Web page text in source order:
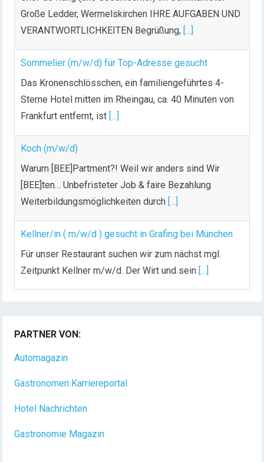
Große Ledder, Wermelskirchen IHRE AUFGABEN UND
VERANTWORTLICHKEITEN Begrüßung, [...]
Sommelier (m/w/d) für Top-Adresse gesucht
Das Kronenschlösschen, ein familiengeführtes 4-
Sterne Hotel mitten im Rheingau, ca. 40 Minuten von
Frankfurt entfernt, ist [...]
Koch (m/w/d)
Warum [BEE]Partment?! Weil wir anders sind Wir
[BEE]ten… Unbefristeter Job & faire Bezahlung
Weiterbildungsmöglichkeiten durch [...]
Kellner/in ( m/w/d ) gesucht in Grafing bei München
Für unser Restaurant suchen wir zum nächst mgl.
Zeitpunkt Kellner m/w/d. Der Wirt und sein [...]
Dein Arbeitsplatz mit Urlaubsfeeling Chef de Rang
(m/w/d) Du bist Gastgeber aus Leidenschaft und
PARTNER VON:
Automagazin
Gastronomen Karriereportal
Hotel Nachrichten
Gastronomie Magazin